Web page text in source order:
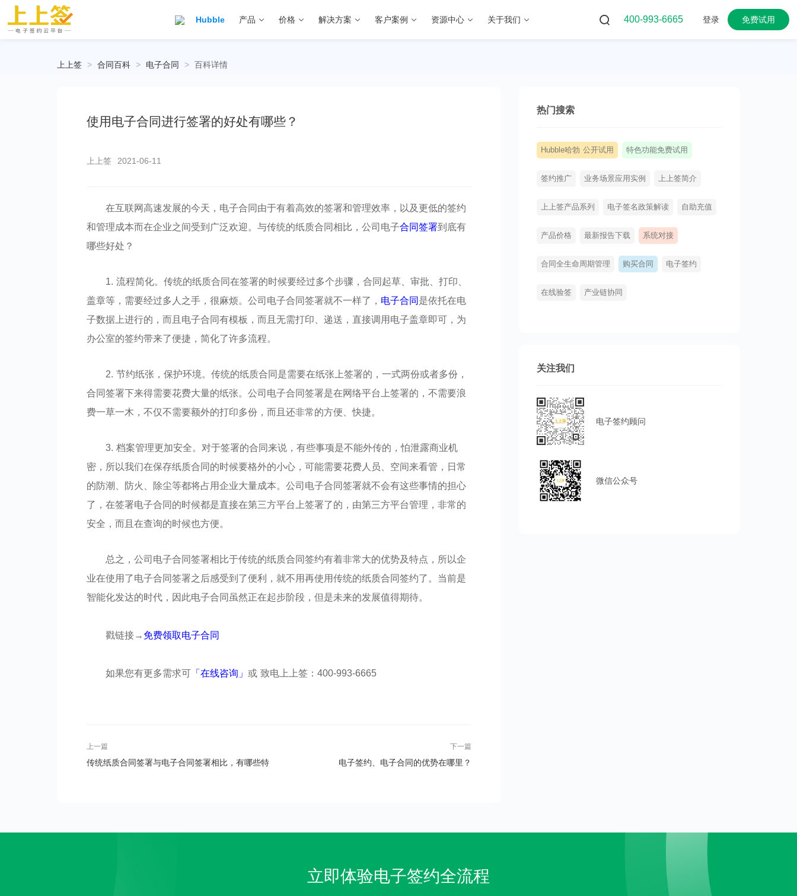
Hubble 产品 价格 解决方案 客户案例 资源中心 关于我们 400-993-6665 登录 免费试用
上上签 > 合同百科 > 电子合同 > 百科详情
使用电子合同进行签署的好处有哪些？
上上签 2021-06-11
在互联网高速发展的今天，电子合同由于有着高效的签署和管理效率，以及更低的签约
和管理成本而在企业之间受到广泛欢迎。与传统的纸质合同相比，公司电子合同签署到底有
哪些好处？
1. 流程简化。传统的纸质合同在签署的时候要经过多个步骤，合同起草、审批、打印、
盖章等，需要经过多人之手，很麻烦。 公司电子合同签署就不一样了， 电子合同 是依托在电
子数据上进行的，而且电子合同有模板，而且无需打印、递送，直接调用电子盖章即可，为
办公室的签约带来了便捷，简化了许多流程。
2. 节约纸张，保护环境。传统的纸质合同是需要在纸张上签署的，一式两份或者多份，
合同签署下来得需要花费大量的纸张。 公司电子合同签署是在网络平台上签署的，不需要浪
费一草一木，不仅不需要额外的打印多份，而且还非常的方便、快捷。
3. 档案管理更加安全。对于签署的合同来说，有些事项是不能外传的，怕泄露商业机
密，所以我们在保存纸质合同的时候要格外的小心，可能需要花费人员、空间来看管，日常
的防潮、防火、除尘等都将占用企业大量成本。 公司电子合同签署就不会有这些事情的担心
了，在签署电子合同的时候都是直接在第三方平台上签署了的，由第三方平台管理，非常的
安全，而且在查询的时候也方便。
总之，公司电子合同签署相比于传统的纸质合同签约有着非常大的优势及特点，所以企
业在使用了电子合同签署之后感受到了便利，就不用再使用传统的纸质合同签约了。当前是
智能化发达的时代，因此电子合同虽然正在起步阶段，但是未来的发展值得期待。
戳链接→ 免费领取电子合同
如果您有更多需求可 「在线咨询」 或 致电上上签：400-993-6665​​​​​​​​
上一篇
传统纸质合同签署与电子合同签署相比，有哪些特
下一篇
电子签约、电子合同的优势在哪里？
热门搜索
Hubble哈勃 公开试用 特色功能免费试用
签约推广 业务场景应用实例 上上签简介
上上签产品系列 电子签名政策解读 自助充值
产品价格 最新报告下载 系统对接
合同全生命周期管理 购买合同 电子签约
在线验签 产业链协同
关注我们
电子签约顾问
微信公众号
立即体验电子签约全流程